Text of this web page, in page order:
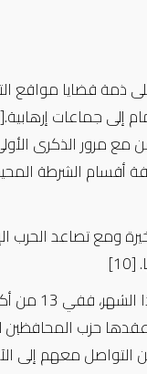
ذمة قضايا مواقع
إلى جماعات إرهابية.
في 7 من أكتوبر/تشرين الأول
أقسام الشرطة
ومع تصاعد الحرب
[10]
عادت
حزب المحافظين
معهم إلى